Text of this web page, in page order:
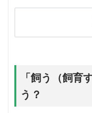
「飼う（飼育
う？